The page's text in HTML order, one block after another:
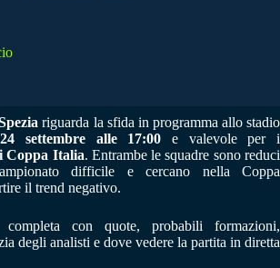
riguarda la sfida in programma allo stadio
settembre alle 17:00 e valevole per i
Coppa Italia. Entrambe le squadre sono reduci
difficile e cercano nella Coppa
il trend negativo.
con quote, probabili formazioni,
degli analisti e dove vedere la partita in diretta